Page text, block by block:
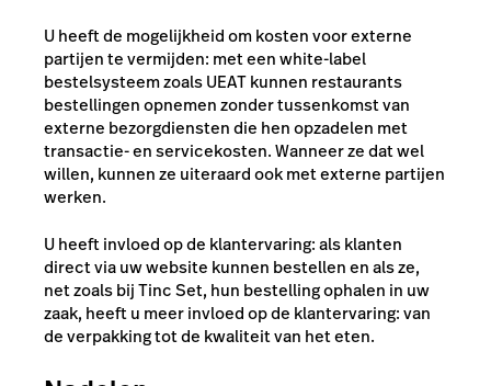
U heeft de mogelijkheid om kosten voor externe
partijen te vermijden: met een white-label
bestelsysteem zoals UEAT kunnen restaurants
bestellingen opnemen zonder tussenkomst van
externe bezorgdiensten die hen opzadelen met
transactie- en servicekosten. Wanneer ze dat wel
willen, kunnen ze uiteraard ook met externe partijen
werken.
U heeft invloed op de klantervaring: als klanten
direct via uw website kunnen bestellen en als ze,
net zoals bij Tinc Set, hun bestelling ophalen in uw
zaak, heeft u meer invloed op de klantervaring: van
de verpakking tot de kwaliteit van het eten.